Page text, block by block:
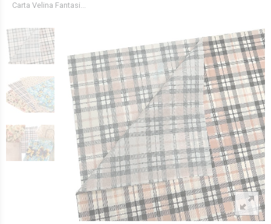
Carta Velina Fantasi...